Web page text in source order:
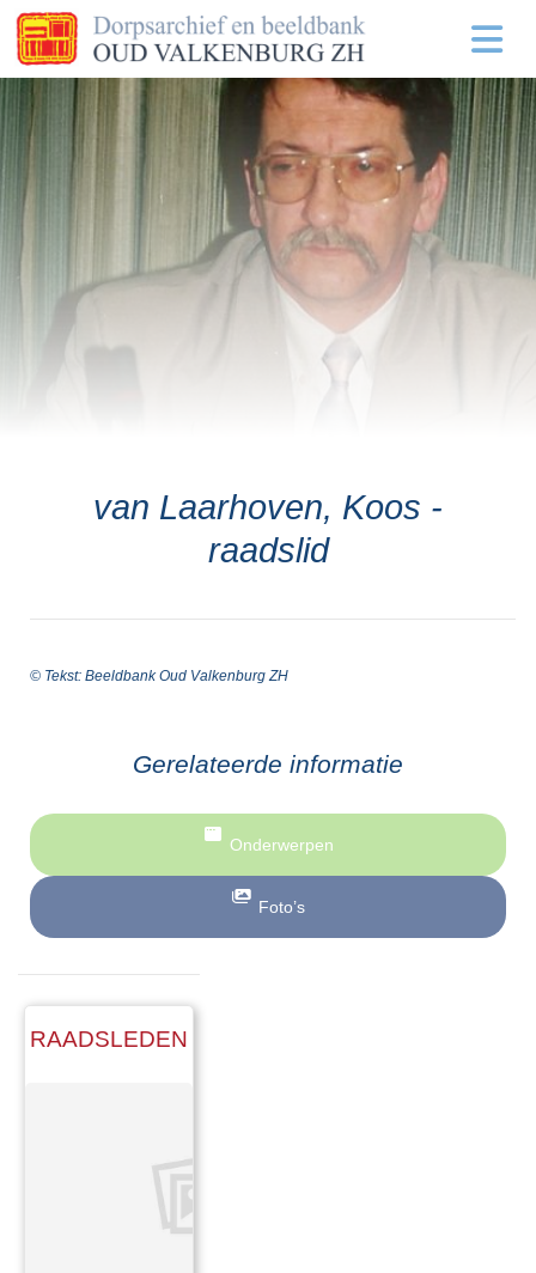
van Laarhoven, Koos -
raadslid
© Tekst: Beeldbank Oud Valkenburg ZH
Gerelateerde informatie
Onderwerpen
Foto’s
RAADSLEDEN